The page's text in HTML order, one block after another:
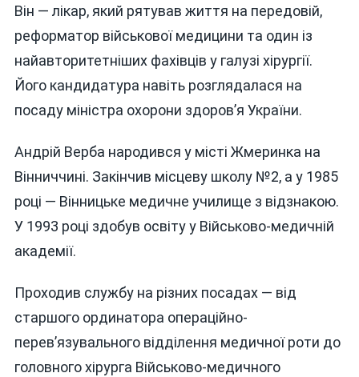
Він — лікар, який рятував життя на передовій,
реформатор військової медицини та один із
найавторитетніших фахівців у галузі хірургії.
Його кандидатура навіть розглядалася на
посаду міністра охорони здоров’я України.
Андрій Верба народився у місті Жмеринка на
Вінниччині. Закінчив місцеву школу №2, а у 1985
році — Вінницьке медичне училище з відзнакою.
У 1993 році здобув освіту у Військово-медичній
академії.
Проходив службу на різних посадах — від
старшого ординатора операційно-
перев’язувального відділення медичної роти до
головного хірурга Військово-медичного